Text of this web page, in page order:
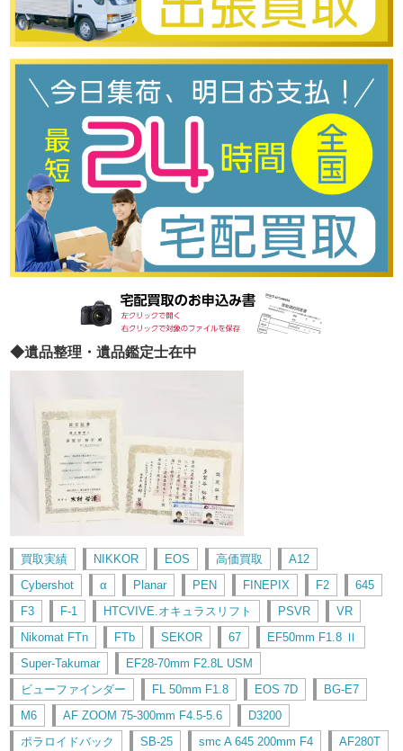
◆遺品整理・遺品鑑定士在中
買取実績 NIKKOR EOS 高価買取
A12
Cybershot
α Planar PEN FINEPIX F2
645
F3
F-1 HTCVIVE.オキュラスリフト PSVR
VR
Nikomat FTn
FTb SEKOR 67
EF50mm F1.8 Ⅱ
Super-Takumar
EF28-70mm F2.8L USM
ビューファインダー
FL 50mm F1.8 EOS 7D
BG-E7
M6
AF ZOOM 75-300mm F4.5-5.6
D3200
ポラロイドバック
SB-25 smc A 645 200mm F4 AF280T